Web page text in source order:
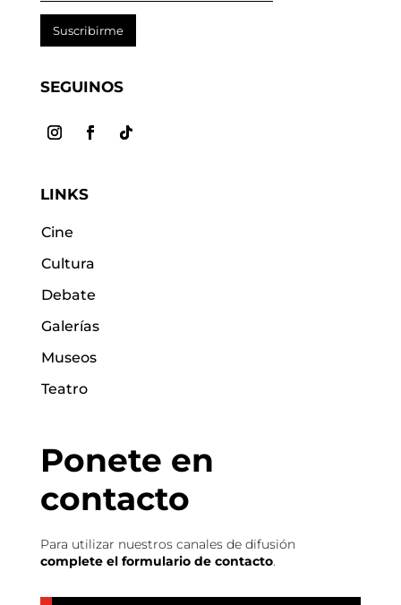
Suscribirme
SEGUINOS
LINKS
Cine
Cultura
Debate
Galerías
Museos
Teatro
Ponete en
contacto
Para utilizar nuestros canales de difusión
complete el formulario de contacto.